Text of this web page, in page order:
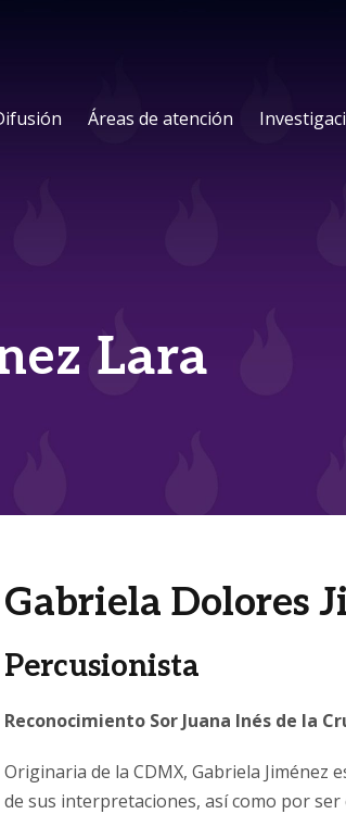
Áreas de atención
Lara
Gabriela Dolores
Percusionista
Reconocimiento Sor Juana Inés de la
Originaria de la CDMX, Gabriela
de sus interpretaciones, así como por